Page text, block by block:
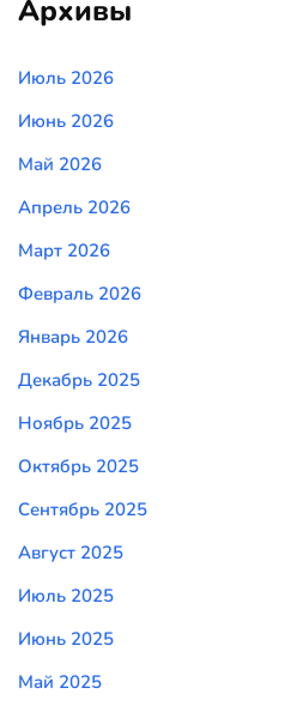
Архивы
Июль 2026
Июнь 2026
Май 2026
Апрель 2026
Март 2026
Февраль 2026
Январь 2026
Декабрь 2025
Ноябрь 2025
Октябрь 2025
Сентябрь 2025
Август 2025
Июль 2025
Июнь 2025
Май 2025